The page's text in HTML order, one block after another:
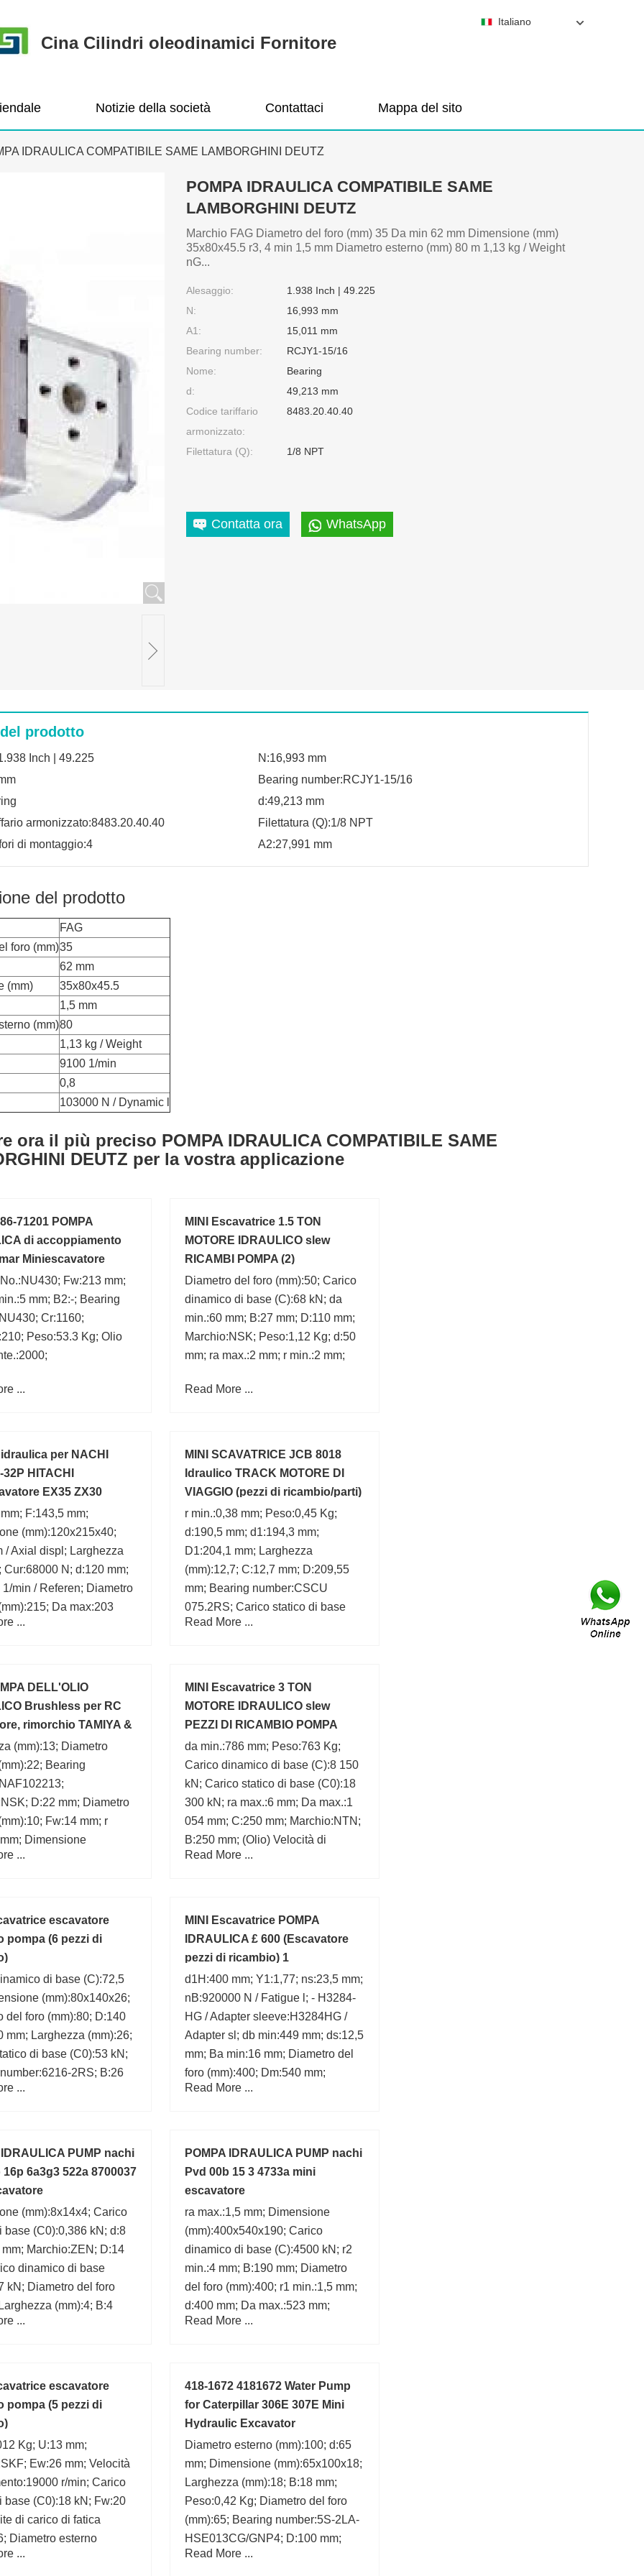
Cina Cilindri oleodinamici Fornitore
Notizie della società Contattaci Mappa del sito
Italiano
IDRAULICA COMPATIBILE SAME LAMBORGHINI DEUTZ
POMPA IDRAULICA COMPATIBILE SAME
LAMBORGHINI DEUTZ
Marchio FAG Diametro del foro (mm) 35 Da min 62 mm Dimensione (mm)
35x80x45.5 r3, 4 min 1,5 mm Diametro esterno (mm) 80 m 1,13 kg / Weight
nG...
Alesaggio:
1.938 Inch | 49.225
N:
16,993 mm
A1:
15,011 mm
Bearing number:
RCJY1-15/16
Nome:
Bearing
d:
49,213 mm
Codice tariffario
armonizzato:
8483.20.40.40
Filettatura (Q): 1/8 NPT
Contatta ora WhatsApp
prodotto
Inch | 49.225
N:16,993 mm
Bearing number:RCJY1-15/16
d:49,213 mm
armonizzato:8483.20.40.40
Filettatura (Q):1/8 NPT
di montaggio:4
A2:27,991 mm
del prodotto
FAG
foro (mm)35
62 mm
(mm)
35x80x45.5
1,5 mm
(mm)80
1,13 kg / Weight
9100 1/min
0,8
103000 N / Dynamic l
ora il più preciso POMPA IDRAULICA COMPATIBILE SAME
DEUTZ per la vostra applicazione
71201 POMPA
di accoppiamento
Miniescavatore
Fw:213 mm;
mm; B2:-; Bearing
Cr:1160;
Peso:53.3 Kg; Olio
...
MINI Escavatrice 1.5 TON
MOTORE IDRAULICO slew
RICAMBI POMPA (2)
Diametro del foro (mm):50; Carico
dinamico di base (C):68 kN; da
min.:60 mm; B:27 mm; D:110 mm;
Marchio:NSK; Peso:1,12 Kg; d:50
mm; ra max.:2 mm; r min.:2 mm;
Read More ...
idraulica per NACHI
HITACHI
EX35 ZX30
F:143,5 mm;
(mm):120x215x40;
/ Axial displ; Larghezza
Cur:68000 N; d:120 mm;
1/min / Referen; Diametro
Da max:203
...
MINI SCAVATRICE JCB 8018
Idraulico TRACK MOTORE DI
VIAGGIO (pezzi di ricambio/parti)
NACHI POMPA
r min.:0,38 mm; Peso:0,45 Kg;
d:190,5 mm; d1:194,3 mm;
D1:204,1 mm; Larghezza
(mm):12,7; C:12,7 mm; D:209,55
mm; Bearing number:CSCU
075.2RS; Carico statico di base
(C0):15,2 kN;
Read More ...
DELL'OLIO
Brushless per RC
rimorchio TAMIYA &
(mm):13; Diametro
Bearing
D:22 mm; Diametro
Fw:14 mm; r
Dimensione
d:10 mm;
...
MINI Escavatrice 3 TON
MOTORE IDRAULICO slew
PEZZI DI RICAMBIO POMPA
Nishina (1)
da min.:786 mm; Peso:763 Kg;
Carico dinamico di base (C):8 150
kN; Carico statico di base (C0):18
300 kN; ra max.:6 mm; Da max.:1
054 mm; C:250 mm; Marchio:NTN;
B:250 mm; (Olio) Velocità di
lubrificazione:320 r/min;
Read More ...
escavatore
pompa (6 pezzi di
di base (C):72,5
(mm):80x140x26;
del foro (mm):80; D:140
mm; Larghezza (mm):26;
di base (C0):53 kN;
2RS; B:26
mm;
...
MINI Escavatrice POMPA
IDRAULICA £ 600 (Escavatore
pezzi di ricambio) 1
d1H:400 mm; Y1:1,77; ns:23,5 mm;
nB:920000 N / Fatigue l; - H3284-
HG / Adapter sleeve:H3284HG /
Adapter sl; db min:449 mm; ds:12,5
mm; Ba min:16 mm; Diametro del
foro (mm):400; Dm:540 mm;
Read More ...
IDRAULICA PUMP nachi
6a3g3 522a 8700037
(mm):8x14x4; Carico
base (C0):0,386 kN; d:8
mm; Marchio:ZEN; D:14
dinamico di base
kN; Diametro del foro
(mm):4; B:4
...
POMPA IDRAULICA PUMP nachi
Pvd 00b 15 3 4733a mini
escavatore
ra max.:1,5 mm; Dimensione
(mm):400x540x190; Carico
dinamico di base (C):4500 kN; r2
min.:4 mm; B:190 mm; Diametro
del foro (mm):400; r1 min.:1,5 mm;
d:400 mm; Da max.:523 mm;
dk:470 mm;
Read More ...
escavatore
pompa (5 pezzi di
Kg; U:13 mm;
Ew:26 mm; Velocità
r/min; Carico
base (C0):18 kN; Fw:20
di carico di fatica
Diametro esterno
...
418-1672 4181672 Water Pump
for Caterpillar 306E 307E Mini
Hydraulic Excavator
Diametro esterno (mm):100; d:65
mm; Dimensione (mm):65x100x18;
Larghezza (mm):18; B:18 mm;
Peso:0,42 Kg; Diametro del foro
(mm):65; Bearing number:5S-2LA-
HSE013CG/GNP4; D:100 mm;
C:18 mm;
Read More ...